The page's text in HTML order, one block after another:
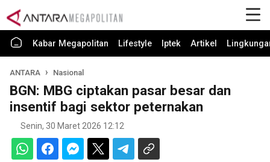
Kabar Megapolitan Lifestyle Iptek Artikel
ANTARA Nasional
BGN: MBG ciptakan pasar besar dan
insentif bagi sektor peternakan
Senin, 30 Maret 2026 12:12